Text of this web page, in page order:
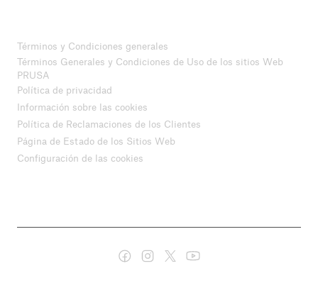
Términos y Condiciones generales
Términos Generales y Condiciones de Uso de los sitios Web
PRUSA
Política de privacidad
Información sobre las cookies
Política de Reclamaciones de los Clientes
Página de Estado de los Sitios Web
Configuración de las cookies